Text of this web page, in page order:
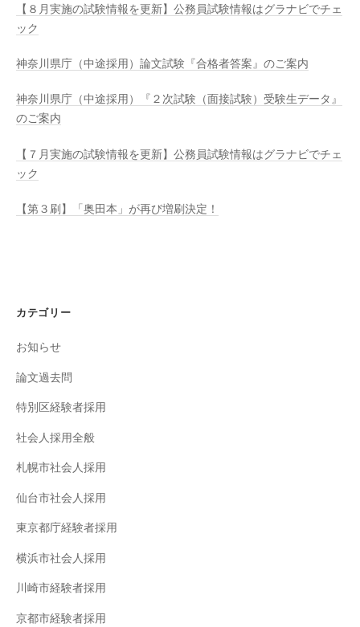
【８月実施の試験情報を更新】公務員試験情報はグラナビでチェ
ック
神奈川県庁（中途採用）論文試験『合格者答案』のご案内
神奈川県庁（中途採用）『２次試験（面接試験）受験生データ』
のご案内
【７月実施の試験情報を更新】公務員試験情報はグラナビでチェ
ック
【第３刷】「奥田本」が再び増刷決定！
カテゴリー
お知らせ
論文過去問
特別区経験者採用
社会人採用全般
札幌市社会人採用
仙台市社会人採用
東京都庁経験者採用
横浜市社会人採用
川崎市経験者採用
京都市経験者採用